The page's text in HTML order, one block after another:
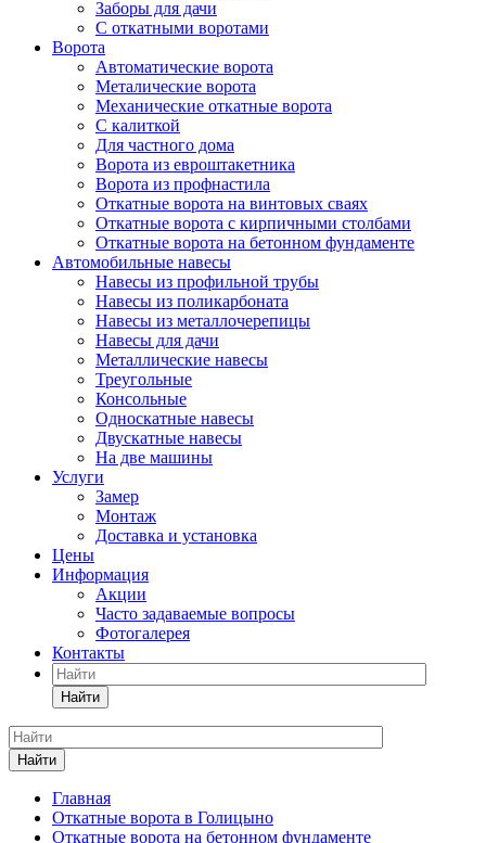
Заборы для дачи
С откатными воротами
Ворота
Автоматические ворота
Металические ворота
Механические откатные ворота
С калиткой
Для частного дома
Ворота из евроштакетника
Ворота из профнастила
Откатные ворота на винтовых сваях
Откатные ворота с кирпичными столбами
Откатные ворота на бетонном фундаменте
Автомобильные навесы
Навесы из профильной трубы
Навесы из поликарбоната
Навесы из металлочерепицы
Навесы для дачи
Металлические навесы
Треугольные
Консольные
Односкатные навесы
Двускатные навесы
На две машины
Услуги
Замер
Монтаж
Доставка и установка
Цены
Информация
Акции
Часто задаваемые вопросы
Фотогалерея
Контакты
Найти
Найти
Главная
Откатные ворота в Голицыно
Откатные ворота на бетонном фундаменте